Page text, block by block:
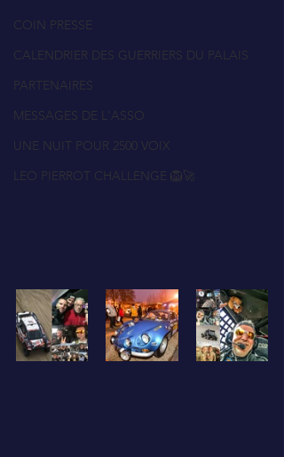
COIN PRESSE
CALENDRIER DES GUERRIERS DU PALAIS
PARTENAIRES
MESSAGES DE L'ASSO
UNE NUIT POUR 2500 VOIX
LEO PIERROT CHALLENGE 🦁🚀